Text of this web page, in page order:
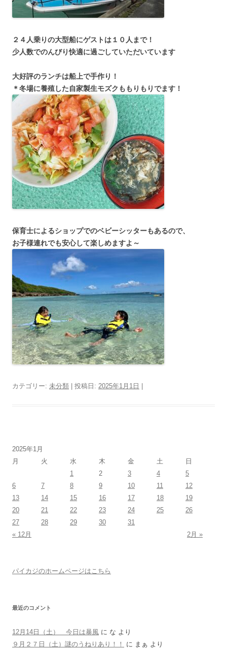
２４人乗りの大型船にゲストは１０人まで！
少人数でのんびり快適に過ごしていただいています
大好評のランチは船上で手作り！
＊冬場に養殖した自家製生モズクももりもりでます！
保育士によるショップでのベビーシッターもあるので、
お子様連れでも安心して楽しめますよ～
カテゴリー: 未分類 | 投稿日: 2025年1月1日
2025年1月
月
火 水 木 金 土
日
1
2 3 4
5
6
7 8 9 10 11
12
13
14 15 16 17 18
19
20
21 22 23 24 25
26
27
28 29 30
31
« 12月
2月 »
パイカジのホームページはこちら
最近のコメント
12月14日（土） 今日は暴風 に な より
９月２７日（土）謎のうねりあり！！
に まぁ より